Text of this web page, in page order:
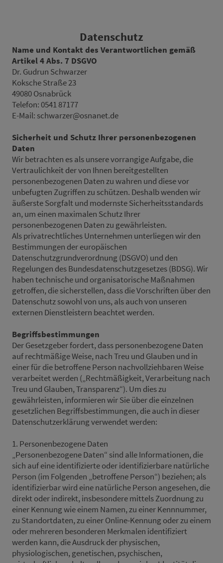
Datenschutz
Name und Kontakt des Verantwortlichen gemäß
Artikel 4 Abs. 7 DSGVO
Dr. Gudrun Schwarzer
Koksche Straße 23
49080 Osnabrück
Telefon: 0541 87177
E-Mail: schwarzer@osnanet.de
Sicherheit und Schutz Ihrer personenbezogenen
Daten
Wir betrachten es als unsere vorrangige Aufgabe, die
Vertraulichkeit der von Ihnen bereitgestellten
personenbezogenen Daten zu wahren und diese vor
unbefugten Zugriffen zu schützen. Deshalb wenden wir
äußerste Sorgfalt und modernste Sicherheitsstandards
an, um einen maximalen Schutz Ihrer
personenbezogenen Daten zu gewährleisten.
Als privatrechtliches Unternehmen unterliegen wir den
Bestimmungen der europäischen
Datenschutzgrundverordnung (DSGVO) und den
Regelungen des Bundesdatenschutzgesetzes (BDSG). Wir
haben technische und organisatorische Maßnahmen
getroffen, die sicherstellen, dass die Vorschriften über den
Datenschutz sowohl von uns, als auch von unseren
externen Dienstleistern beachtet werden.
Begriffsbestimmungen
Der Gesetzgeber fordert, dass personenbezogene Daten
auf rechtmäßige Weise, nach Treu und Glauben und in
einer für die betroffene Person nachvollziehbaren Weise
verarbeitet werden („Rechtmäßigkeit, Verarbeitung nach
Treu und Glauben, Transparenz“). Um dies zu
gewährleisten, informieren wir Sie über die einzelnen
gesetzlichen Begriffsbestimmungen, die auch in dieser
Datenschutzerklärung verwendet werden:
1. Personenbezogene Daten
„Personenbezogene Daten“ sind alle Informationen, die
sich auf eine identifizierte oder identifizierbare natürliche
Person (im Folgenden „betroffene Person“) beziehen; als
identifizierbar wird eine natürliche Person angesehen, die
direkt oder indirekt, insbesondere mittels Zuordnung zu
einer Kennung wie einem Namen, zu einer Kennnummer,
zu Standortdaten, zu einer Online-Kennung oder zu einem
oder mehreren besonderen Merkmalen identifiziert
werden kann, die Ausdruck der physischen,
physiologischen, genetischen, psychischen,